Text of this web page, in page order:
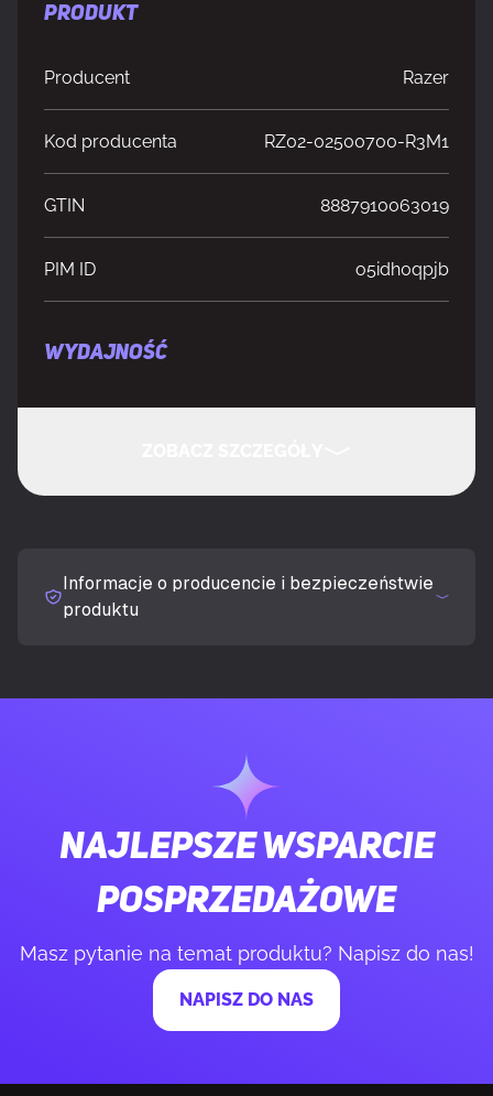
PRODUKT
Producent Razer
Kod producenta RZ02-02500700-R3M1
GTIN 8887910063019
PIM ID o5idh0qpjb
WYDAJNOŚĆ
Podstawka na nadgarstek
Rozmiar XXXL
WAGA I ROZMIARY
Szerokość produktu
Informacje o producencie i bezpieczeństwie
produktu
Najlepsze wsparcie
posprzedażowe
Masz pytanie na temat produktu? Napisz do nas!
NAPISZ DO NAS